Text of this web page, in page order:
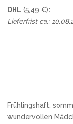
DHL (5,49 €):
Lieferfrist ca.:
Frühlingshaft,
wundervollen